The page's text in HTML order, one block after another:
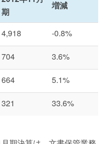
期
増減
4,918 -0.8%
704 3.6%
664 5.1%
321 33.6%